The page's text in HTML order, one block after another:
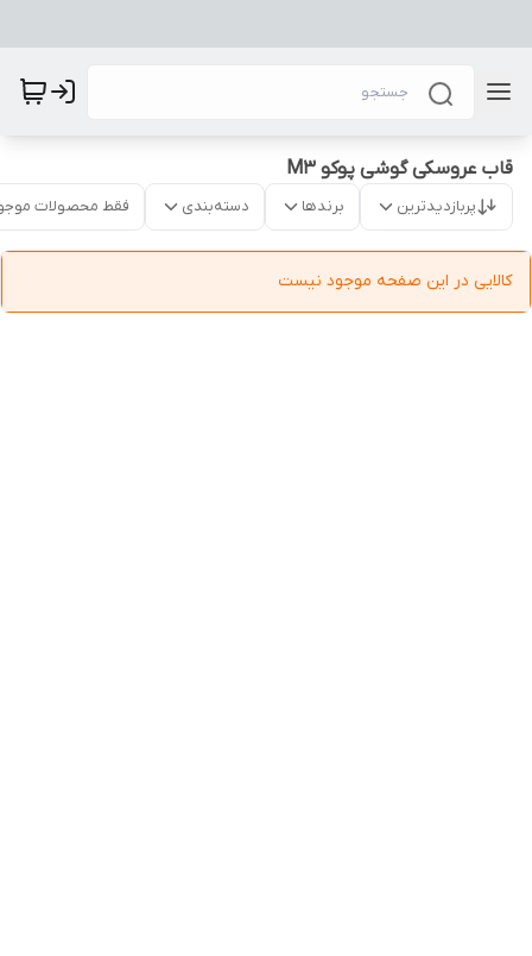
قاب عروسکی گوشی پوکو M3
پربازدیدترین برندها دسته‌بندی فقط محصولات
کالایی در این صفحه موجود نیست